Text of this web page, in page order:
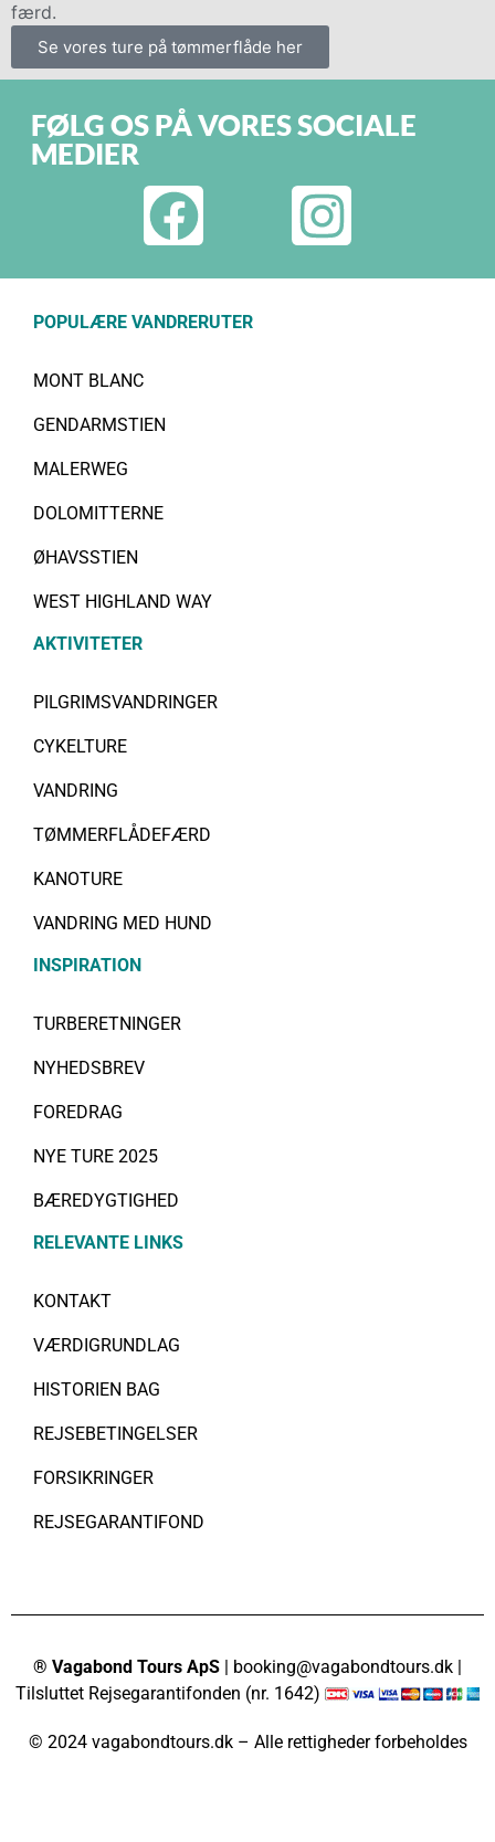
færd.
Se vores ture på tømmerflåde her
FØLG OS PÅ VORES SOCIALE
MEDIER
POPULÆRE VANDRERUTER
MONT BLANC
GENDARMSTIEN
MALERWEG
DOLOMITTERNE
ØHAVSSTIEN
WEST HIGHLAND WAY
AKTIVITETER
PILGRIMSVANDRINGER
CYKELTURE
VANDRING
TØMMERFLÅDEFÆRD
KANOTURE
VANDRING MED HUND
INSPIRATION
TURBERETNINGER
NYHEDSBREV
FOREDRAG
NYE TURE 2025
BÆREDYGTIGHED
RELEVANTE LINKS
KONTAKT
VÆRDIGRUNDLAG
HISTORIEN BAG
REJSEBETINGELSER
FORSIKRINGER
REJSEGARANTIFOND
® Vagabond Tours ApS | booking@vagabondtours.dk |
Tilsluttet Rejsegarantifonden (nr. 1642)
© 2024 vagabondtours.dk – Alle rettigheder forbeholdes